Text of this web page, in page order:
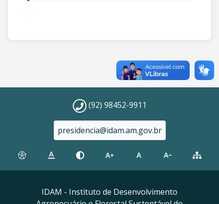
(92) 98452-9911
presidencia@idam.am.gov.br
IDAM - Instituto de Desenvolvimento